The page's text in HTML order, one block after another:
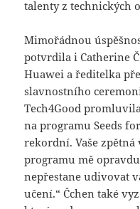
talenty z technických
Mimořádnou
potvrdila i Catherine
Huawei a ředitelka
slavnostního
Tech4Good
na programu Seeds
rekordní. Vaše zpětná
programu mě
nepřestane udivovat
učení.“ Čchen také